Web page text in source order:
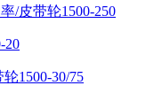
/皮带轮1500-250
20
1500-30/75